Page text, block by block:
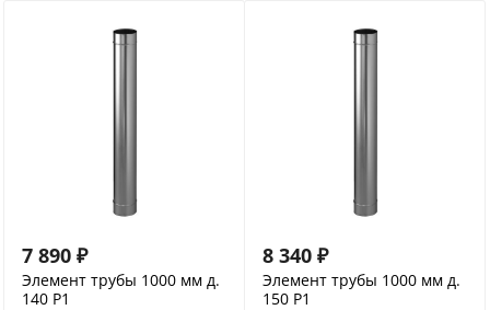
7 890 ₽
Элемент трубы 1000 мм д.
140 P1
8 340 ₽
Элемент трубы 1000 мм д.
150 P1